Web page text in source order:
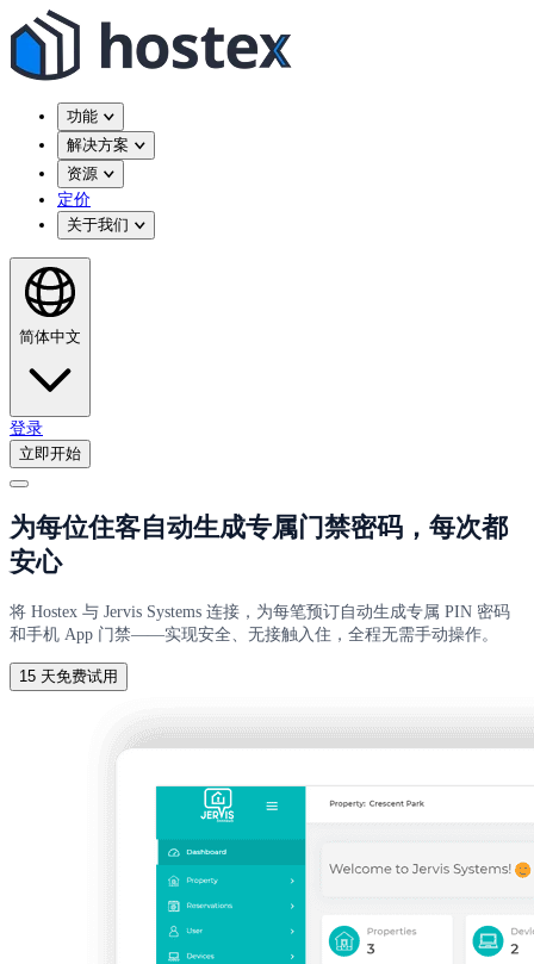
功能
解决方案
资源
定价
关于我们
简体中文
登录
立即开始
为每位住客自动生成专属门禁密码，每次都
安心
将 Hostex 与 Jervis Systems 连接，为每笔预订自动生成专属 PIN 密码
和手机 App 门禁——实现安全、无接触入住，全程无需手动操作。
15 天免费试用